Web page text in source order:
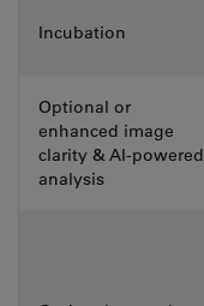
Incubation
Optional or
enhanced image
clarity & AI-powered
analysis